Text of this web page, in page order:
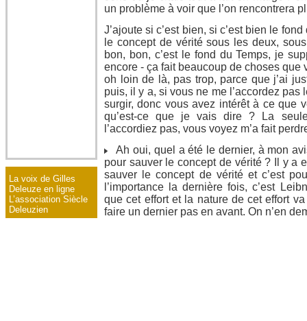
un problème à voir que l’on rencontrera
J’ajoute si c’est bien, si c’est bien le
le concept de vérité sous les deux,
bon, bon, c’est le fond du Temps, je
encore - ça fait beaucoup de choses que
oh loin de là, pas trop, parce que j’ai
puis, il y a, si vous ne me l’accordez pas
surgir, donc vous avez intérêt à ce que
qu’est-ce que je vais dire ? La
l’accordiez pas, vous voyez m’a fait
Ah oui, quel a été le dernier, à mon
pour sauver le concept de vérité ? Il y a
sauver le concept de vérité et c’est
l’importance la dernière fois, c’est
que cet effort et la nature de cet effort
faire un dernier pas en avant. On n’en
La voix de Gilles
Deleuze en ligne
L’association Siècle
Deleuzien